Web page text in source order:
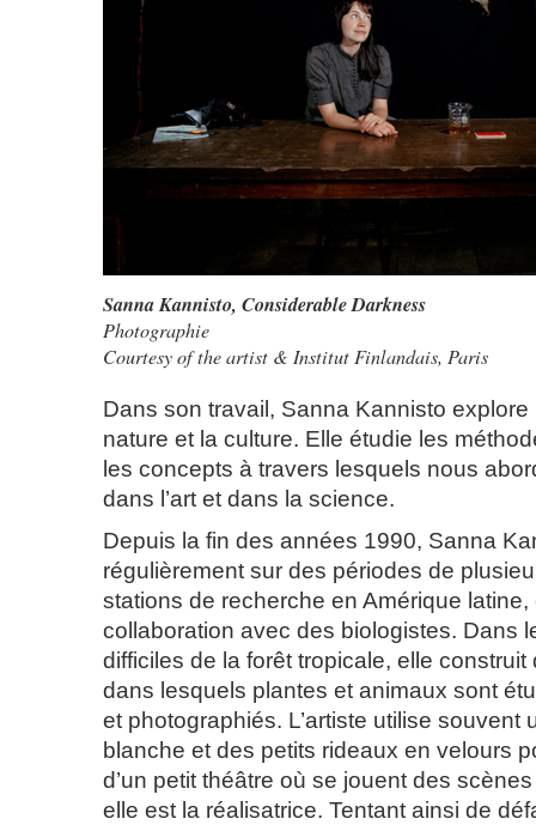
Sanna Kannisto, Considerable Darkness
Photographie
Courtesy of the artist & Institut Finlandais, Paris
Dans son travail, Sanna Kannisto explore
nature et la culture. Elle étudie les
les concepts à travers lesquels nous
dans l’art et dans la science.
Depuis la fin des années 1990, Sanna
régulièrement sur des périodes de
stations de recherche en Amérique latine,
collaboration avec des biologistes. Dans
difficiles de la forêt tropicale, elle construit
dans lesquels plantes et animaux sont
et photographiés. L’artiste utilise souvent
blanche et des petits rideaux en velours
d’un petit théâtre où se jouent des
elle est la réalisatrice. Tentant ainsi de